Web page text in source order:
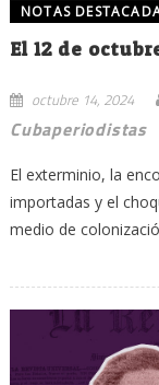
NOTAS
El 12 de
octubre 14, 2024
Cubaperiodistas
El exterminio, la
importadas y el
medio de